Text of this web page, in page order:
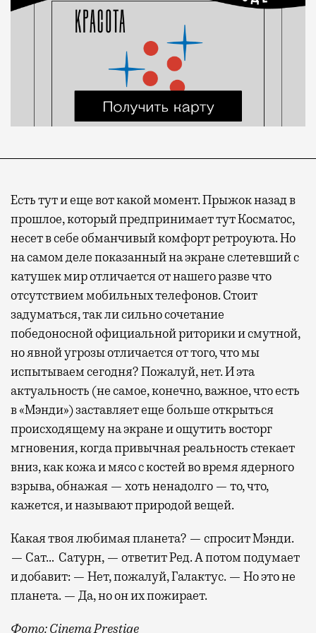
Есть тут и еще вот какой момент. Прыжок назад в
прошлое, который предпринимает тут Косматос,
несет в себе обманчивый комфорт ретроуюта. Но
на самом деле показанный на экране слетевший с
катушек мир отличается от нашего разве что
отсутствием мобильных телефонов. Стоит
задуматься, так ли сильно сочетание
победоносной официальной риторики и смутной,
но явной угрозы отличается от того, что мы
испытываем сегодня? Пожалуй, нет. И эта
актуальность (не самое, конечно, важное, что есть
в «Мэнди») заставляет еще больше открыться
происходящему на экране и ощутить восторг
мгновения, когда привычная реальность стекает
вниз, как кожа и мясо с костей во время ядерного
взрыва, обнажая — хоть ненадолго — то, что,
кажется, и называют природой вещей.
Какая твоя любимая планета? — спросит Мэнди.
— Сат… Сатурн, — ответит Ред. А потом подумает
и добавит: — Нет, пожалуй, Галактус. — Но это не
планета. — Да, но он их пожирает.
Фото: Cinema Prestige